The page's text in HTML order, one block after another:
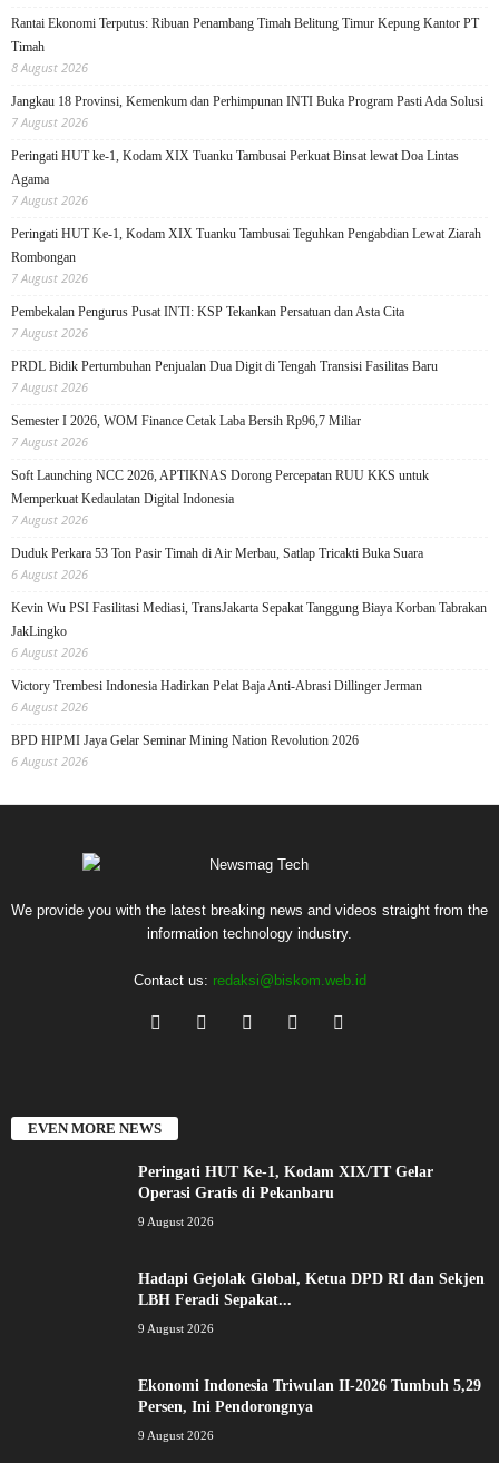
Rantai Ekonomi Terputus: Ribuan Penambang Timah Belitung Timur Kepung Kantor PT
Timah
8 August 2026
Jangkau 18 Provinsi, Kemenkum dan Perhimpunan INTI Buka Program Pasti Ada Solusi
7 August 2026
Peringati HUT ke-1, Kodam XIX Tuanku Tambusai Perkuat Binsat lewat Doa Lintas
Agama
7 August 2026
Peringati HUT Ke-1, Kodam XIX Tuanku Tambusai Teguhkan Pengabdian Lewat Ziarah
Rombongan
7 August 2026
Pembekalan Pengurus Pusat INTI: KSP Tekankan Persatuan dan Asta Cita
7 August 2026
PRDL Bidik Pertumbuhan Penjualan Dua Digit di Tengah Transisi Fasilitas Baru
7 August 2026
Semester I 2026, WOM Finance Cetak Laba Bersih Rp96,7 Miliar
7 August 2026
Soft Launching NCC 2026, APTIKNAS Dorong Percepatan RUU KKS untuk
Memperkuat Kedaulatan Digital Indonesia
7 August 2026
Duduk Perkara 53 Ton Pasir Timah di Air Merbau, Satlap Tricakti Buka Suara
6 August 2026
Kevin Wu PSI Fasilitasi Mediasi, TransJakarta Sepakat Tanggung Biaya Korban Tabrakan
JakLingko
6 August 2026
Victory Trembesi Indonesia Hadirkan Pelat Baja Anti-Abrasi Dillinger Jerman
6 August 2026
BPD HIPMI Jaya Gelar Seminar Mining Nation Revolution 2026
6 August 2026
We provide you with the latest breaking news and videos straight from the
information technology industry.
Contact us: redaksi@biskom.web.id
EVEN MORE NEWS
Peringati HUT Ke-1, Kodam XIX/TT Gelar
Operasi Gratis di Pekanbaru
9 August 2026
Hadapi Gejolak Global, Ketua DPD RI dan Sekjen
LBH Feradi Sepakat...
9 August 2026
Ekonomi Indonesia Triwulan II-2026 Tumbuh 5,29
Persen, Ini Pendorongnya
9 August 2026